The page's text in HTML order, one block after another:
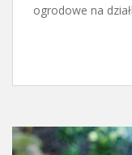
ogrodowe na